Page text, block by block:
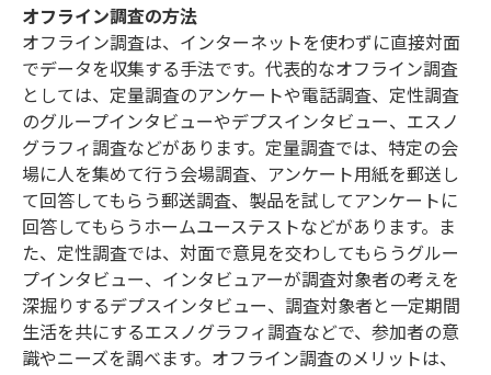
オフライン調査の方法
オフライン調査は、インターネットを使わずに直接対面
でデータを収集する手法です。代表的なオフライン調査
としては、定量調査のアンケートや電話調査、定性調査
のグループインタビューやデプスインタビュー、エスノ
グラフィ調査などがあります。定量調査では、特定の会
場に人を集めて行う会場調査、アンケート用紙を郵送し
て回答してもらう郵送調査、製品を試してアンケートに
回答してもらうホームユーステストなどがあります。ま
た、定性調査では、対面で意見を交わしてもらうグルー
プインタビュー、インタビュアーが調査対象者の考えを
深掘りするデプスインタビュー、調査対象者と一定期間
生活を共にするエスノグラフィ調査などで、参加者の意
識やニーズを調べます。オフライン調査のメリットは、